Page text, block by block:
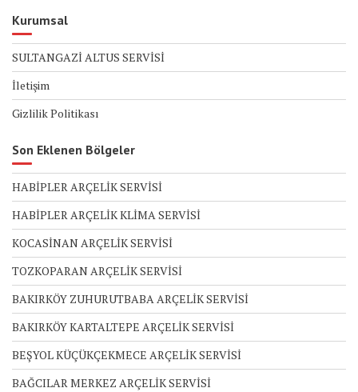
Kurumsal
SULTANGAZİ ALTUS SERVİSİ
İletişim
Gizlilik Politikası
Son Eklenen Bölgeler
HABİPLER ARÇELİK SERVİSİ
HABİPLER ARÇELİK KLİMA SERVİSİ
KOCASİNAN ARÇELİK SERVİSİ
TOZKOPARAN ARÇELİK SERVİSİ
BAKIRKÖY ZUHURUTBABA ARÇELİK SERVİSİ
BAKIRKÖY KARTALTEPE ARÇELİK SERVİSİ
BEŞYOL KÜÇÜKÇEKMECE ARÇELİK SERVİSİ
BAĞCILAR MERKEZ ARÇELİK SERVİSİ